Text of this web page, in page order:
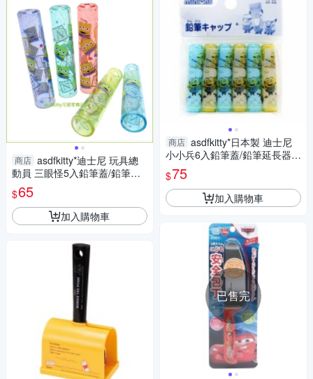
商店 asdfkitty*迪士尼 玩具總
動員 三眼怪5入鉛筆蓋/鉛筆延
長器/鉛筆套/鉛筆帽-日本製
$65
加入購物車
商店 asdfkitty*日本製 迪士尼
小小兵6入鉛筆蓋/鉛筆延長器/
鉛筆套/鉛筆帽
$75
加入購物車
已售完